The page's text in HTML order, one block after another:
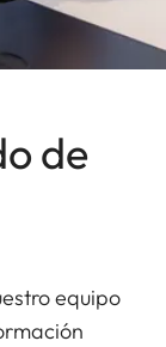
de
equipo